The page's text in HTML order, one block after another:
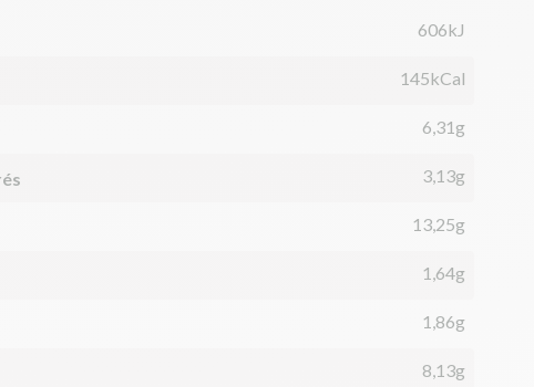
606kJ
145kCal
6,31g
3,13g
13,25g
1,64g
1,86g
8,13g